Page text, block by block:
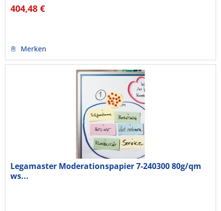
404,48 €
Merken
Legamaster Moderationspapier 7-240300 80g/qm
ws...